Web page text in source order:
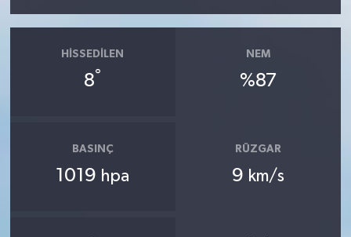
HISSEDILEN
8°
NEM
%87
BASINÇ
1019 hpa
RÜZGAR
9 km/s